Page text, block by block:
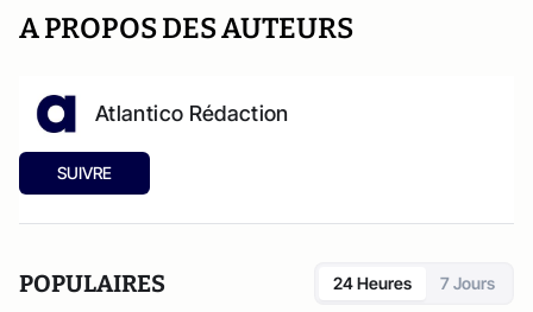
A PROPOS DES AUTEURS
Atlantico Rédaction
SUIVRE
POPULAIRES 24 Heures 7 Jours